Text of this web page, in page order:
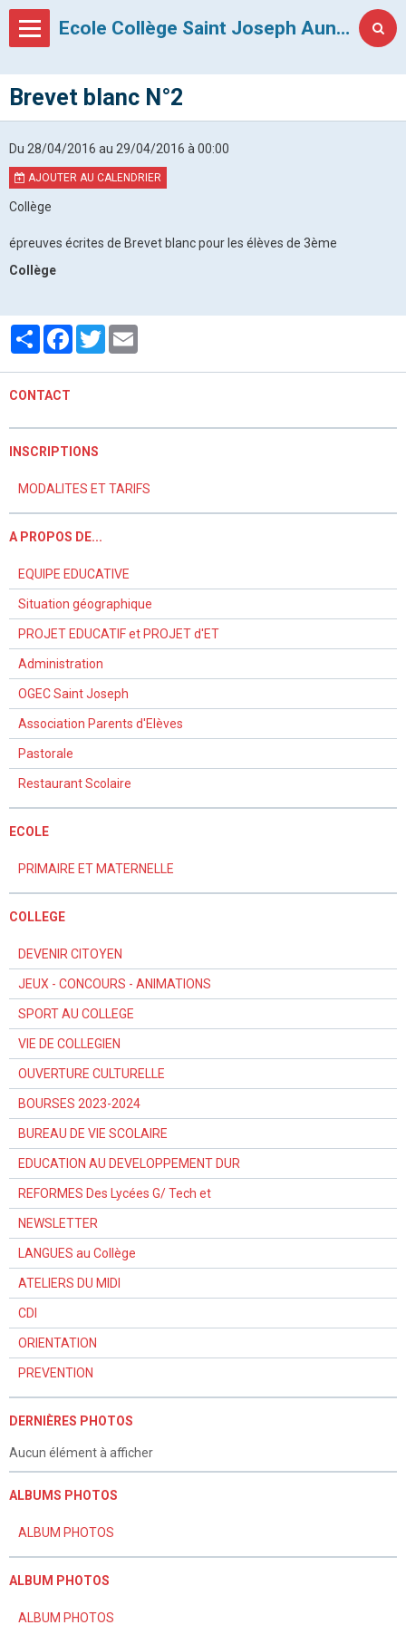
Ecole Collège Saint Joseph Auneau
Brevet blanc N°2
Du 28/04/2016 au 29/04/2016 à 00:00
AJOUTER AU CALENDRIER
Collège
épreuves écrites de Brevet blanc pour les élèves de 3ème
Collège
PartagerFacebook
Twitter
CONTACT
INSCRIPTIONS
MODALITES ET TARIFS
A PROPOS DE...
EQUIPE EDUCATIVE
Situation géographique
PROJET EDUCATIF et PROJET d'ET
Administration
OGEC Saint Joseph
Association Parents d'Elèves
Pastorale
Restaurant Scolaire
ECOLE
PRIMAIRE ET MATERNELLE
COLLEGE
DEVENIR CITOYEN
JEUX - CONCOURS - ANIMATIONS
SPORT AU COLLEGE
VIE DE COLLEGIEN
OUVERTURE CULTURELLE
BOURSES 2023-2024
BUREAU DE VIE SCOLAIRE
EDUCATION AU DEVELOPPEMENT DUR
REFORMES Des Lycées G/ Tech et
NEWSLETTER
LANGUES au Collège
ATELIERS DU MIDI
CDI
ORIENTATION
PREVENTION
DERNIÈRES PHOTOS
Aucun élément à afficher
ALBUMS PHOTOS
ALBUM PHOTOS
ALBUM PHOTOS
ALBUM PHOTOS